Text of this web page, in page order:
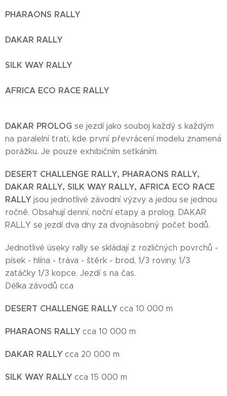
PHARAONS RALLY
DAKAR RALLY
SILK WAY RALLY
AFRICA ECO RACE RALLY
DAKAR PROLOG se jezdí jako souboj každý s každým
na paralelní trati, kde první převrácení modelu znamená
porážku. Je pouze exhibičním setkáním.
DESERT CHALLENGE RALLY, PHARAONS RALLY,
DAKAR RALLY, SILK WAY RALLY, AFRICA ECO RACE
RALLY jsou jednotlivé závodní výzvy a jedou se jednou
ročně. Obsahují denní, noční etapy a prolog. DAKAR
RALLY se jezdí dva dny za dvojnásobný počet bodů.
Jednotlivé úseky rally se skládají z rozličných povrchů -
písek - hlína - tráva - štěrk - brod, 1/3 roviny, 1/3
zatáčky 1/3 kopce. Jezdí s na čas.
Délka závodů cca
DESERT CHALLENGE RALLY cca 10 000 m
PHARAONS RALLY cca 10 000 m
DAKAR RALLY cca 20 000 m
SILK WAY RALLY cca 15 000 m